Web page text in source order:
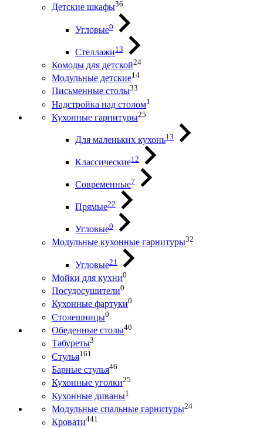
Детские шкафы36
Угловые0
Стеллажи13
Комоды для детской24
Модульные детские14
Письменные столы33
Надстройка над столом1
Кухонные гарнитуры25
Для маленьких кухонь13
Классические12
Современные7
Прямые22
Угловые0
Модульные кухонные гарнитуры32
Угловые21
Мойки для кухни0
Посудосушители0
Кухонные фартуки0
Столешницы0
Обеденные столы40
Табуреты3
Стулья161
Барные стулья46
Кухонные уголки25
Кухонные диваны1
Модульные спальные гарнитуры24
Кровати441